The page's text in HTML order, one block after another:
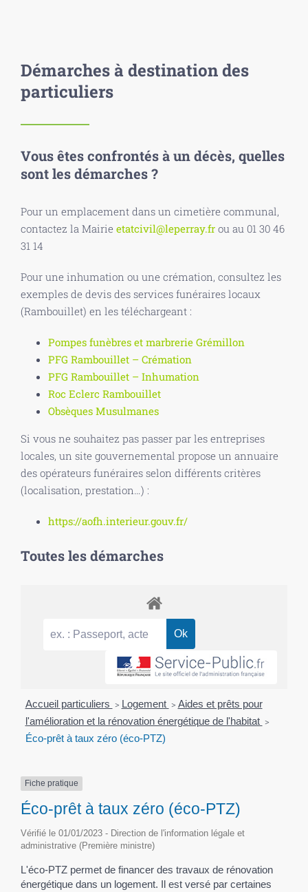
Démarches à destination des
particuliers
Vous êtes confrontés à un décès, quelles
sont les démarches ?
Pour un emplacement dans un cimetière communal,
contactez la Mairie etatcivil@leperray.fr ou au 01 30 46
31 14
Pour une inhumation ou une crémation, consultez les
exemples de devis des services funéraires locaux
(Rambouillet) en les téléchargeant :
Pompes funèbres et marbrerie Grémillon
PFG Rambouillet – Crémation
PFG Rambouillet – Inhumation
Roc Eclerc Rambouillet
Obsèques Musulmanes
Si vous ne souhaitez pas passer par les entreprises
locales, un site gouvernemental propose un annuaire
des opérateurs funéraires selon différents critères
(localisation, prestation…) :
https://aofh.interieur.gouv.fr/
Toutes les démarches
Accueil particuliers > Logement > Aides et prêts pour
l'amélioration et la rénovation énergétique de l'habitat >
Éco-prêt à taux zéro (éco-PTZ)
Fiche pratique
Éco-prêt à taux zéro (éco-PTZ)
Vérifié le 01/01/2023 - Direction de l'information légale et
administrative (Première ministre)
L'éco-PTZ permet de financer des travaux de rénovation
énergétique dans un logement. Il est versé par certaines